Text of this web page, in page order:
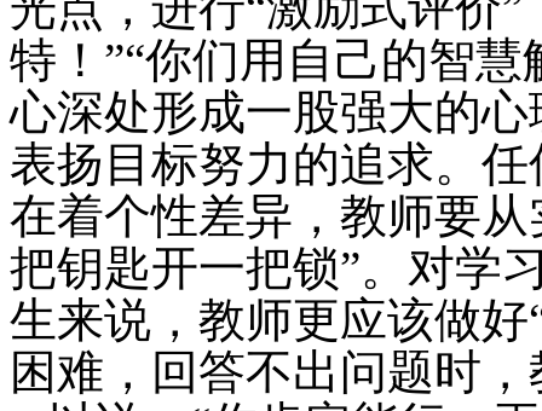
特！”“你们用自己的智
心深处形成一股强大的
表扬目标努力的追求。
在着个性差异，教师要
把钥匙开一把锁”。对学
生来说，教师更应该做
困难，回答不出问题时